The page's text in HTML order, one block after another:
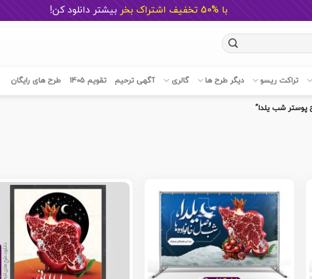
با %50 تخفیف اشتراک بخر بیشتر دانلود کن!
تراکت ریسو دیگر طرح ها گالری آگهی ترحیم تقویم 1405 طرح های رایگان
شب یلدا”